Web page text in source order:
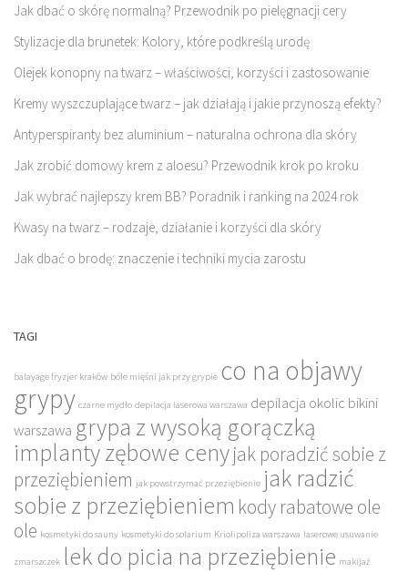
Jak dbać o skórę normalną? Przewodnik po pielęgnacji cery
Stylizacje dla brunetek: Kolory, które podkreślą urodę
Olejek konopny na twarz – właściwości, korzyści i zastosowanie
Kremy wyszczuplające twarz – jak działają i jakie przynoszą efekty?
Antyperspiranty bez aluminium – naturalna ochrona dla skóry
Jak zrobić domowy krem z aloesu? Przewodnik krok po kroku
Jak wybrać najlepszy krem BB? Poradnik i ranking na 2024 rok
Kwasy na twarz – rodzaje, działanie i korzyści dla skóry
Jak dbać o brodę: znaczenie i techniki mycia zarostu
TAGI
balayage fryzjer kraków bóle mięśni jak przy grypie co na objawy
grypy czarne mydło depilacja laserowa warszawa depilacja okolic bikini
warszawa grypa z wysoką gorączką
implanty zębowe cenyjak poradzić sobie z
przeziębieniem jak powstrzymać przeziębienie jak radzić
sobie z przeziębieniem kody rabatowe ole
ole kosmetyki do sauny kosmetyki do solarium Kriolipoliza warszawa laserowe usuwanie
zmarszczek lek do picia na przeziębienie makijaż